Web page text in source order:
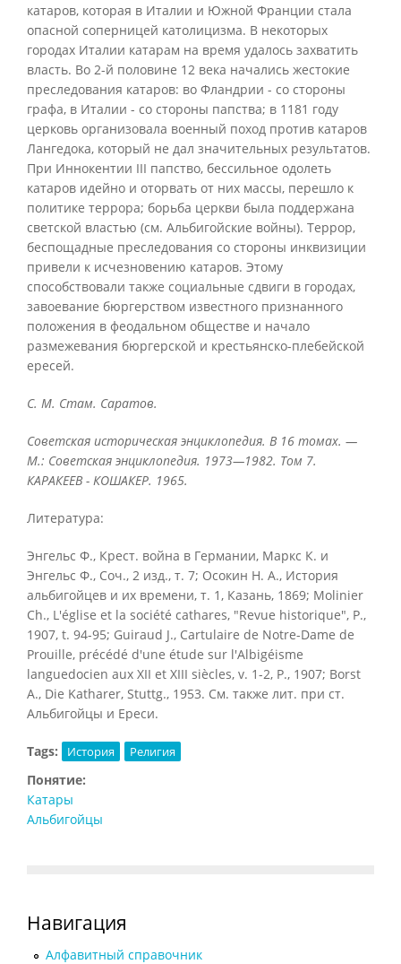
катаров, которая в Италии и Южной Франции стала
опасной соперницей католицизма. В некоторых
городах Италии катарам на время удалось захватить
власть. Во 2-й половине 12 века начались жестокие
преследования катаров: во Фландрии - со стороны
графа, в Италии - со стороны папства; в 1181 году
церковь организовала военный поход против катаров
Лангедока, который не дал значительных результатов.
При Иннокентии III папство, бессильное одолеть
катаров идейно и оторвать от них массы, перешло к
политике террора; борьба церкви была поддержана
светской властью (см. Альбигойские войны). Террор,
беспощадные преследования со стороны инквизиции
привели к исчезновению катаров. Этому
способствовали также социальные сдвиги в городах,
завоевание бюргерством известного признанного
положения в феодальном обществе и начало
размежевания бюргерской и крестьянско-плебейской
ересей.
С. М. Стам. Саратов.
Советская историческая энциклопедия. В 16 томах. —
М.: Советская энциклопедия. 1973—1982. Том 7.
КАРАКЕЕВ - КОШАКЕР. 1965.
Литература:
Энгельс Ф., Крест. война в Германии, Маркс К. и
Энгельс Ф., Соч., 2 изд., т. 7; Осокин Н. A., История
альбигойцев и их времени, т. 1, Казань, 1869; Molinier
Ch., L'église et la société cathares, "Revue historique", P.,
1907, t. 94-95; Guiraud J., Cartulaire de Notre-Dame de
Prouille, précédé d'une étude sur l'Albigéisme
languedocien aux XII et XIII siècles, v. 1-2, P., 1907; Borst
A., Die Katharer, Stuttg., 1953. См. также лит. при ст.
Альбигойцы и Ереси.
Tags: История Религия
Понятие:
Катары
Альбигойцы
Навигация
Алфавитный справочник